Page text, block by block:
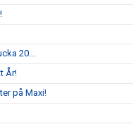
20...
År!
på Maxi!